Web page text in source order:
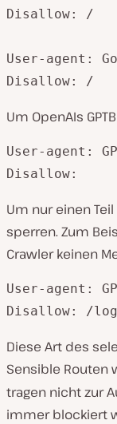
Disallow: /
User-agent:
Disallow: /
Um OpenAIs
User-agent:
Disallow:
Um nur einen
sperren. Zum
Crawler keinen
User-agent:
Disallow: /
Diese Art des
Sensible Routen
tragen nicht zur
immer blockiert